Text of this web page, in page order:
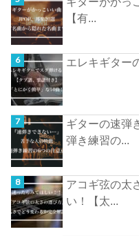
【有...
エレキギター
ギターの速弾
弾き練習の...
アコギ弦の太
い！【太...